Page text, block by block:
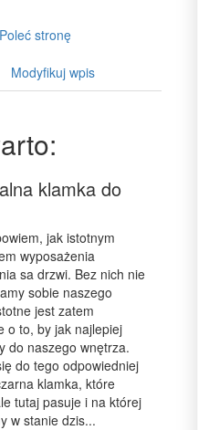
Poleć stronę
Modyfikuj wpis
klamka do
jak istotnym
wyposażenia
sa drzwi. Bez nich nie
sobie naszego
jest zatem
o to, by jak najlepiej
do naszego wnętrza.
do tego odpowiedniej
klamka, które
tutaj pasuje i na której
w stanie dzis...